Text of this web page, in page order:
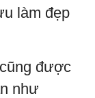
làm đẹp
được
như